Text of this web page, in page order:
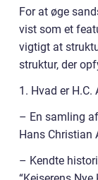
For at øge
vist som et
vigtigt at
struktur, der
1. Hvad er H.C.
– En samling
Hans Christian
– Kendte